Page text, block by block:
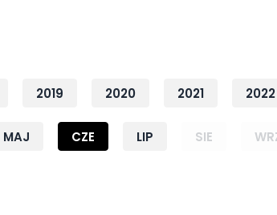
2019 2020 2021 2022
MAJ CZE LIP SIE